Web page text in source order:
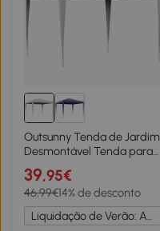
Outsunny Tenda de Jardim
Desmontável Tenda para
Exteriores com 4 Orifícios
de Drenagem e Tubo de
Aço 293x293x252 cm
Branco
39,95€
46,99€14% de desconto
Liquidação de Verão: Até -20%